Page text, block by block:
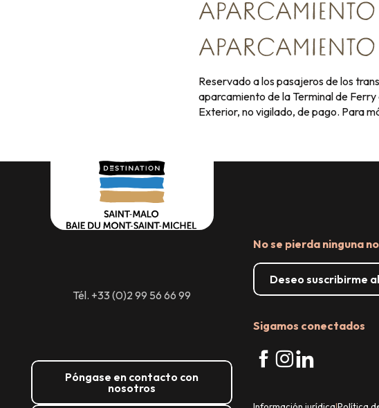
APARCAMIENTO
Reservado a los pasajeros de los
aparcamiento de la Terminal de Ferry
Exterior, no vigilado, de pago. Para
Tél. +33 (0)2 99 56 66 99
Póngase en contacto con
nosotros
No se pierda ninguna
Deseo suscribirme
Sigamos conectados
|